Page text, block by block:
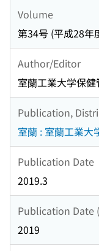
Volume
第34号 (平成28年
Author/Editor
室蘭工業大学保
Publication,
室蘭 : 室蘭工業大
Publication Date
2019.3
Publication Date
2019